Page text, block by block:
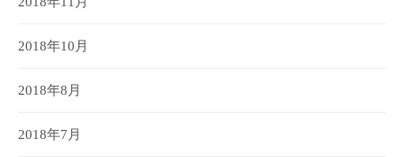
2018年10月
2018年8月
2018年7月